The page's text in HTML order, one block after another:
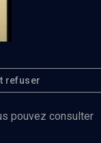
refuser
pouvez consulter